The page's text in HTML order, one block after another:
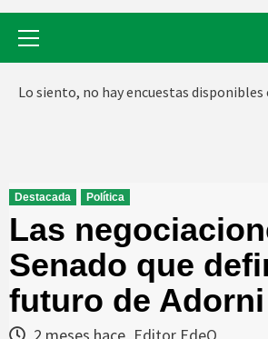
Lo siento, no hay encuestas
Destacada Política
Las
Senado que
futuro de Adorni